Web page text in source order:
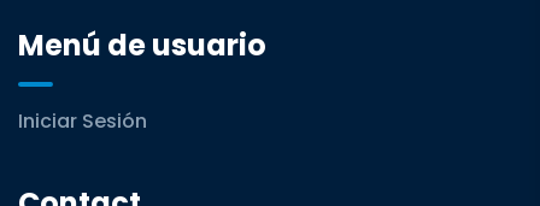
Menú de usuario
Iniciar Sesión